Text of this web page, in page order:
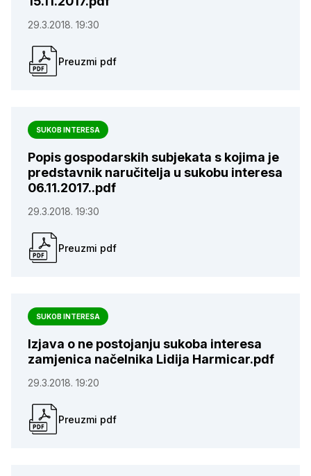
29.3.2018. 19:30
Preuzmi pdf
SUKOB INTERESA
Popis gospodarskih subjekata s kojima je
predstavnik naručitelja u sukobu interesa
06.11.2017..pdf
29.3.2018. 19:30
Preuzmi pdf
SUKOB INTERESA
Izjava o ne postojanju sukoba interesa
zamjenica načelnika Lidija Harmicar.pdf
29.3.2018. 19:20
Preuzmi pdf